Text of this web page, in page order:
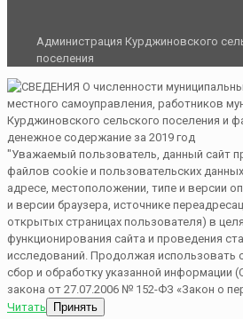
Администрация Курджиновского
поселения
"Уважаемый пользователь, данный сайт
файлов cookie и пользовательских
адресе, местоположении, типе и версии
и версии браузера, источнике
открытых страницах пользователя) в
функционирования сайта и проведения
исследований. Продолжая использовать
сбор и обработку указанной информации
закона от 27.07.2006 № 152-ФЗ «Закон о
Читать
Принять